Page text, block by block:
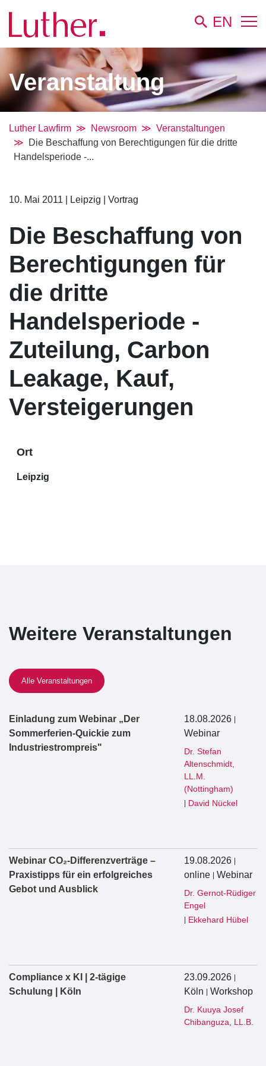
EN
Veranstaltung
Luther Lawfirm Newsroom
Veranstaltungen
Die Beschaffung von Berechtigungen für die dritte
Handelsperiode -...
10. Mai 2011 Leipzig Vortrag
Die Beschaffung von
Berechtigungen für
die dritte
Handelsperiode -
Zuteilung, Carbon
Leakage, Kauf,
Versteigerungen
Ort
Leipzig
Weitere Veranstaltungen
Alle Veranstaltungen
Einladung zum Webinar „Der
Sommerferien-Quickie zum
Industriestrompreis"
18.08.2026
Webinar
Dr. Stefan
Altenschmidt,
LL.M.
(Nottingham)
David Nückel
Webinar CO₂-Differenzverträge –
Praxistipps für ein erfolgreiches
Gebot und Ausblick
19.08.2026
online Webinar
Dr. Gernot-Rüdiger
Engel
Ekkehard Hübel
Compliance x KI | 2-tägige
Schulung | Köln
23.09.2026
Köln Workshop
Dr. Kuuya Josef
Chibanguza, LL.B.